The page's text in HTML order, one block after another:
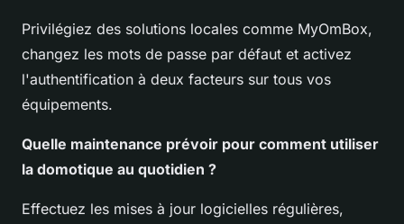
Privilégiez des solutions locales comme MyOmBox,
changez les mots de passe par défaut et activez
l'authentification à deux facteurs sur tous vos
équipements.
Quelle maintenance prévoir pour comment utiliser
la domotique au quotidien ?
Effectuez les mises à jour logicielles régulières,